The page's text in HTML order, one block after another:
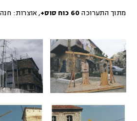
מתוך התערוכה 60 כוח סוס+ , אוצרות: